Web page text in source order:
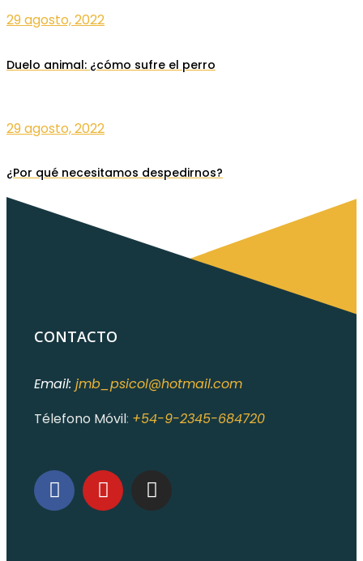
29 agosto, 2022
Duelo animal: ¿cómo sufre el perro
29 agosto, 2022
¿Por qué necesitamos despedirnos?
CONTACTO
Email: jmb_psicol@hotmail.com
Télefono Móvil: +54-9-2345-684720